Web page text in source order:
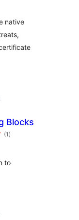
native
Blocks
(1 საერთო
რეიტინგი
)
to